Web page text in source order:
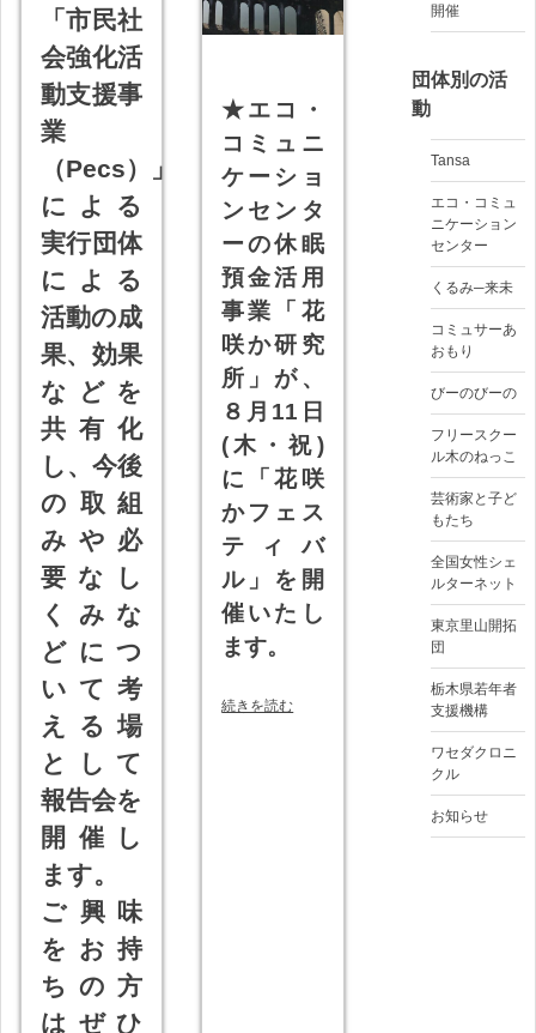
「市民社
会強化活
動支援事
業
（Pecs）」
による
実行団体
による
活動の成
果、効果
などを
共有化
し、今後
の取組
みや必
要なし
くみな
どにつ
いて考
える場
として
報告会を
開催し
ます。
ご興味
をお持
ちの方
はぜひ
★エコ・
コミュニ
ケーショ
ンセンタ
ーの休眠
預金活用
事業「花
咲か研究
所」が、
８月11日
(木・祝)
に「花咲
かフェス
ティバ
ル」を開
催いたし
ます。
続きを読む
開催
団体別の活
動
Tansa
エコ・コミュ
ニケーション
センター
くるみ─来未
コミュサーあ
おもり
びーのびーの
フリースクー
ル木のねっこ
芸術家と子ど
もたち
全国女性シェ
ルターネット
東京里山開拓
団
栃木県若年者
支援機構
ワセダクロニ
クル
お知らせ